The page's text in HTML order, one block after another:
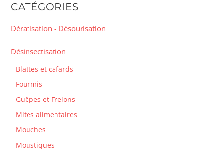
CATÉGORIES
Dératisation - Désourisation
Désinsectisation
Blattes et cafards
Fourmis
Guêpes et Frelons
Mites alimentaires
Mouches
Moustiques